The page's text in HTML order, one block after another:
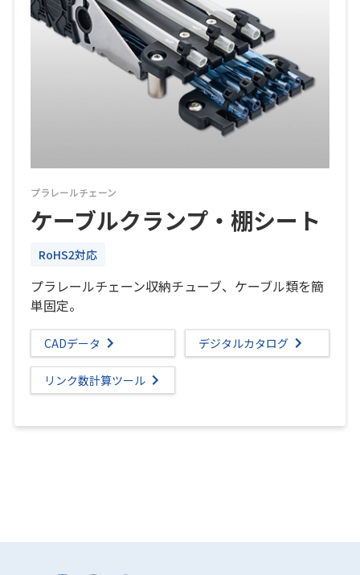
プラレールチェーン
ケーブルクランプ・棚シート
RoHS2対応
プラレールチェーン収納チューブ、ケーブル類を簡
単固定。
CADデータ デジタルカタログ
リンク数計算ツール